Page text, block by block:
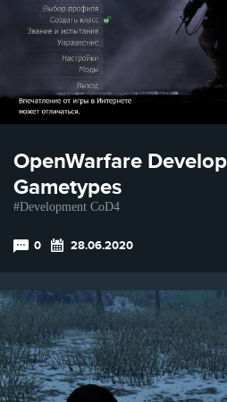
OpenWarfare
Gametypes
Development CoD4
0 28.06.2020